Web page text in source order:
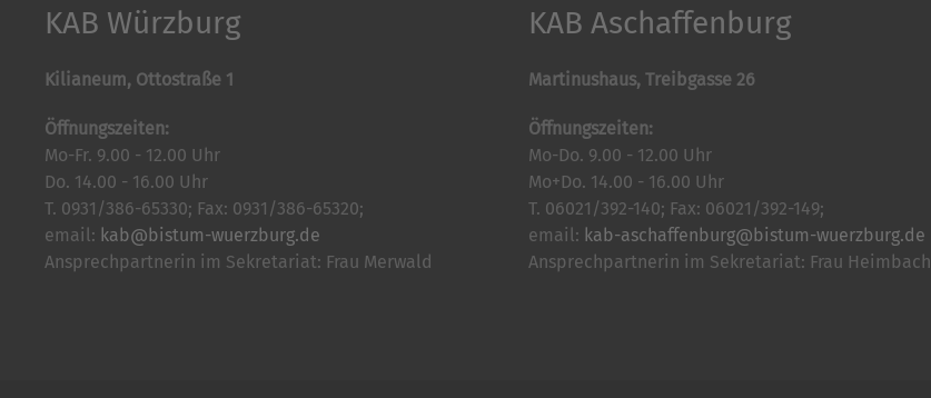
KAB Würzburg
Kilianeum, Ottostraße 1
Öffnungszeiten:
Mo-Fr. 9.00 - 12.00 Uhr
Do. 14.00 - 16.00 Uhr
T. 0931/386-65330; Fax: 0931/386-65320;
email: kab@bistum-wuerzburg.de
Ansprechpartnerin im Sekretariat: Frau Merwald
KAB Aschaffenburg
Martinushaus, Treibgasse 26
Öffnungszeiten:
Mo-Do. 9.00 - 12.00 Uhr
Mo+Do. 14.00 - 16.00 Uhr
T. 06021/392-140; Fax: 06021/392-149;
email: kab-aschaffenburg@bistum-wuerzburg.de
Ansprechpartnerin im Sekretariat: Frau Heimbach